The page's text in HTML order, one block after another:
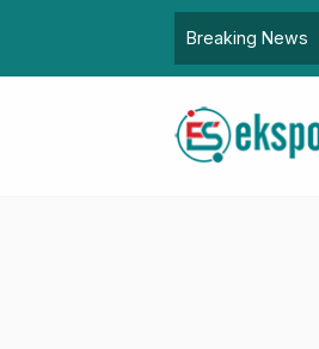
Breaking News